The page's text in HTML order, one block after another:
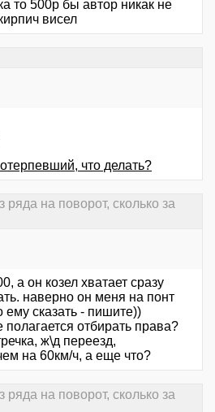
то 500р бы автор никак не
висел
что делать?
на поворот, сколько за
а он козел хватает сразу
наверно он меня на понт
сказать - пишите))
отбирать права?
ж\д переезд,
на 60км/ч, а еще что?
на поворот, сколько за